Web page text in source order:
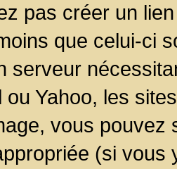
pas créer un
que celui-ci
serveur
ou Yahoo, les
vous pouvez
(si vous